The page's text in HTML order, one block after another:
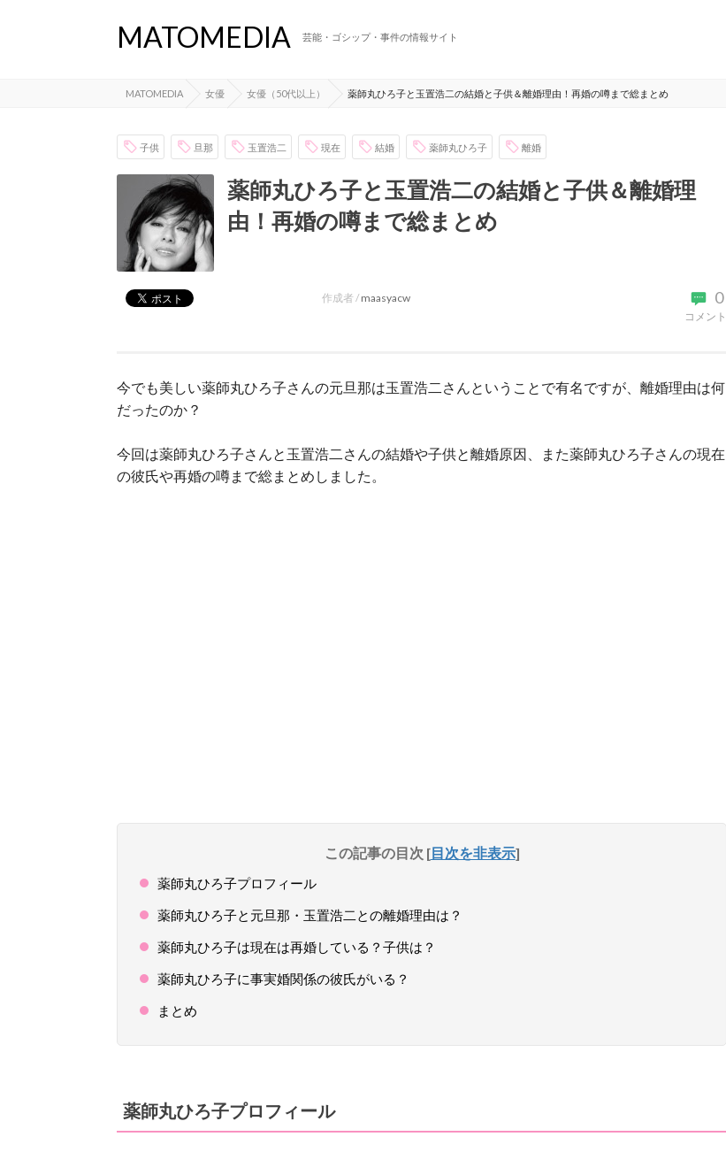
MATOMEDIA 芸能・ゴシップ・事件の情報サイト
MATOMEDIA 女優 女優（50代以上） 薬師丸ひろ子と玉置浩二の結婚と子供＆離婚理由！再婚の噂まで総まとめ
子供 旦那 玉置浩二 現在 結婚 薬師丸ひろ子 離婚
薬師丸ひろ子と玉置浩二の結婚と子供＆離婚理
由！再婚の噂まで総まとめ
0
コメント
作成者 / maasyacw
今でも美しい薬師丸ひろ子さんの元旦那は玉置浩二さんということで有名ですが、離婚理由は何
だったのか？
今回は薬師丸ひろ子さんと玉置浩二さんの結婚や子供と離婚原因、また薬師丸ひろ子さんの現在
の彼氏や再婚の噂まで総まとめしました。
この記事の目次 [目次を非表示]
薬師丸ひろ子プロフィール
薬師丸ひろ子と元旦那・玉置浩二との離婚理由は？
薬師丸ひろ子は現在は再婚している？子供は？
薬師丸ひろ子に事実婚関係の彼氏がいる？
まとめ
薬師丸ひろ子プロフィール